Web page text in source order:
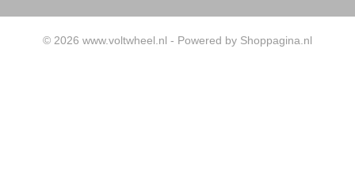
© 2026 www.voltwheel.nl - Powered by Shoppagina.nl